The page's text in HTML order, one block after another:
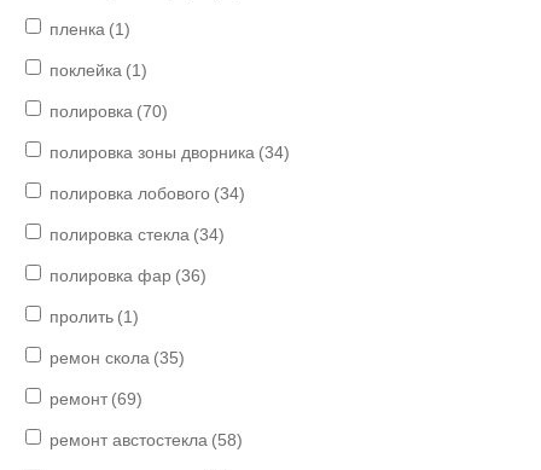
пленка (1)
поклейка (1)
полировка (70)
полировка зоны дворника (34)
полировка лобового (34)
полировка стекла (34)
полировка фар (36)
пролить (1)
ремон скола (35)
ремонт (69)
ремонт австостекла (58)